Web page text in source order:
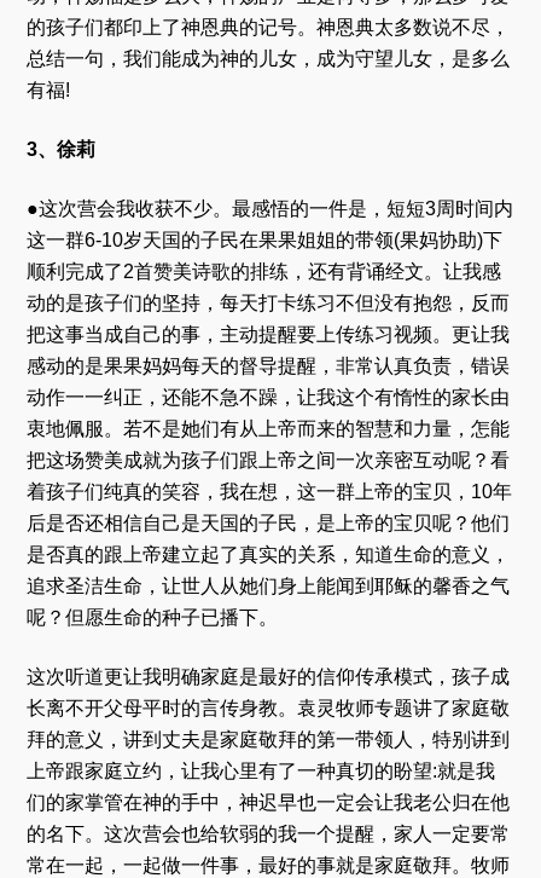
的孩子们都印上了神恩典的记号。神恩典太多数说不尽，
总结一句，我们能成为神的儿女，成为守望儿女，是多么
有福!
3、徐莉
●这次营会我收获不少。最感悟的一件是，短短3周时间内
这一群6-10岁天国的子民在果果姐姐的带领(果妈协助)下
顺利完成了2首赞美诗歌的排练，还有背诵经文。让我感
动的是孩子们的坚持，每天打卡练习不但没有抱怨，反而
把这事当成自己的事，主动提醒要上传练习视频。更让我
感动的是果果妈妈每天的督导提醒，非常认真负责，错误
动作一一纠正，还能不急不躁，让我这个有惰性的家长由
衷地佩服。若不是她们有从上帝而来的智慧和力量，怎能
把这场赞美成就为孩子们跟上帝之间一次亲密互动呢？看
着孩子们纯真的笑容，我在想，这一群上帝的宝贝，10年
后是否还相信自己是天国的子民，是上帝的宝贝呢？他们
是否真的跟上帝建立起了真实的关系，知道生命的意义，
追求圣洁生命，让世人从她们身上能闻到耶稣的馨香之气
呢？但愿生命的种子已播下。
这次听道更让我明确家庭是最好的信仰传承模式，孩子成
长离不开父母平时的言传身教。袁灵牧师专题讲了家庭敬
拜的意义，讲到丈夫是家庭敬拜的第一带领人，特别讲到
上帝跟家庭立约，让我心里有了一种真切的盼望:就是我
们的家掌管在神的手中，神迟早也一定会让我老公归在他
的名下。这次营会也给软弱的我一个提醒，家人一定要常
常在一起，一起做一件事，最好的事就是家庭敬拜。牧师